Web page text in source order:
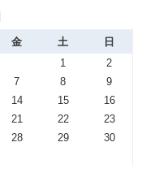
金 土
日
1
2
7 8
9
14 15
16
21 22
23
28 29
30